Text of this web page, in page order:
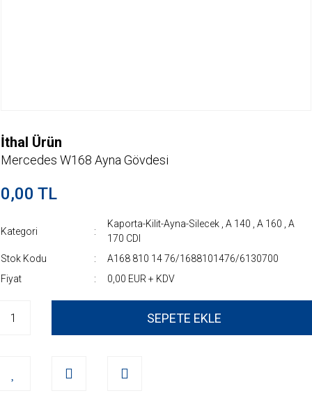
İthal Ürün
Mercedes W168 Ayna Gövdesi
0,00 TL
Kategori
Kaporta-Kilit-Ayna-Silecek A 140 A 160
A
170 CDI
Stok Kodu
A168 810 14 76/1688101476/6130700
Fiyat
0,00 EUR + KDV
SEPETE EKLE